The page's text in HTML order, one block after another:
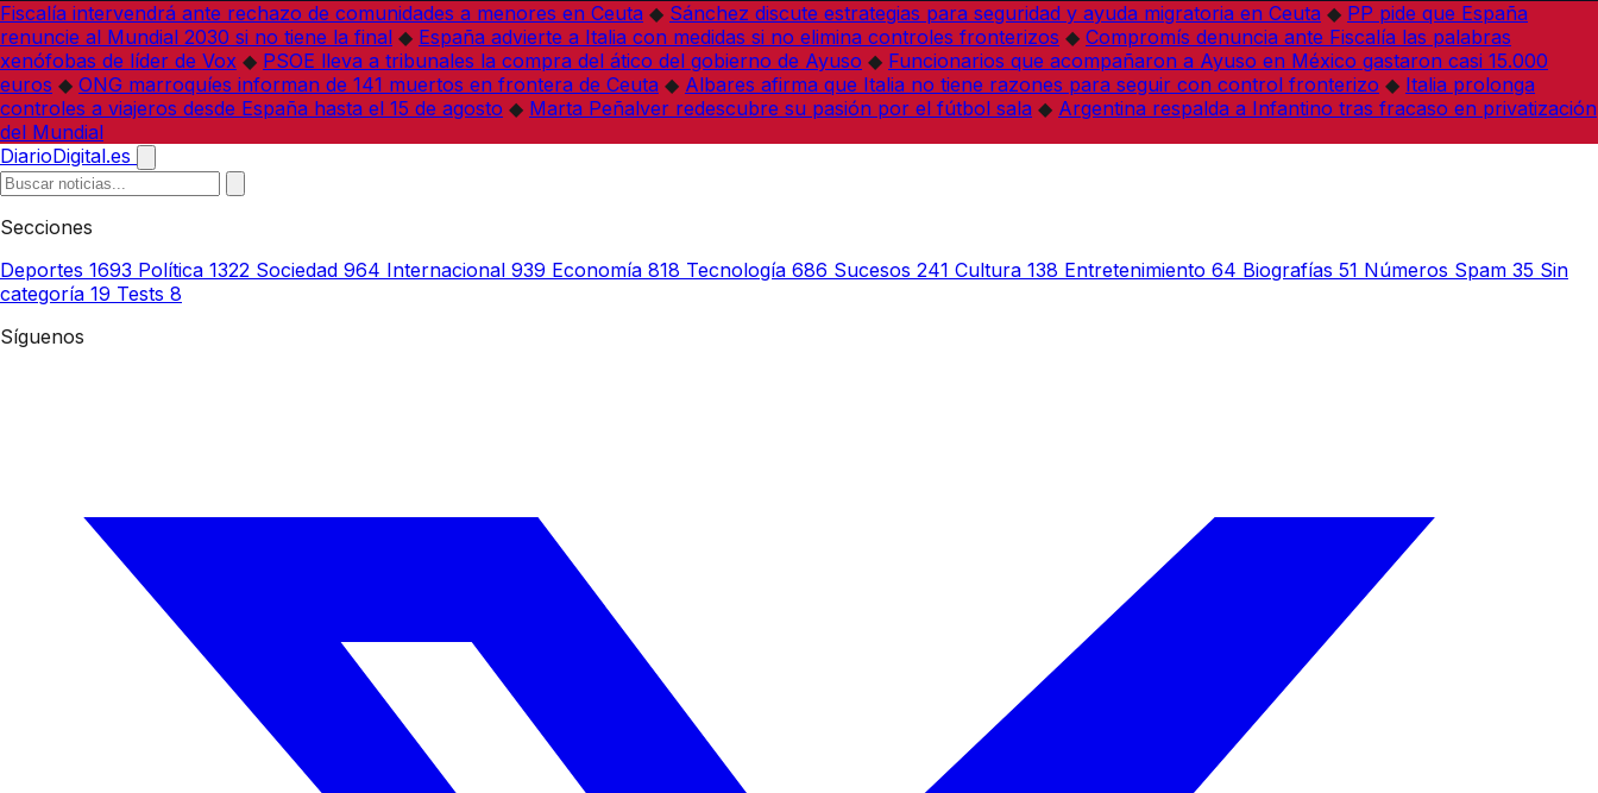
Fiscalía intervendrá ante rechazo de comunidades a menores en Ceuta ◆ Sánchez discute estrategias para seguridad y ayuda migratoria en Ceuta ◆ PP pide que España
renuncie al Mundial 2030 si no tiene la final ◆ España advierte a Italia con medidas si no elimina controles fronterizos ◆ Compromís denuncia ante Fiscalía las palabras
xenófobas de líder de Vox ◆ PSOE lleva a tribunales la compra del ático del gobierno de Ayuso ◆ Funcionarios que acompañaron a Ayuso en México gastaron casi 15.000
euros ◆ ONG marroquíes informan de 141 muertos en frontera de Ceuta ◆ Albares afirma que Italia no tiene razones para seguir con control fronterizo ◆ Italia prolonga
controles a viajeros desde España hasta el 15 de agosto ◆ Marta Peñalver redescubre su pasión por el fútbol sala ◆ Argentina respalda a Infantino tras fracaso en privatización
del Mundial
DiarioDigital.es
Secciones
Deportes 1693 Política 1322 Sociedad 964 Internacional 939 Economía 818 Tecnología 686 Sucesos 241 Cultura 138 Entretenimiento 64 Biografías 51 Números Spam 35 Sin
categoría 19 Tests 8
Síguenos